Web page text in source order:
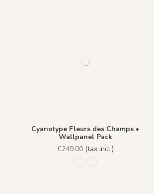
Cyanotype Fleurs des Champs •
Wallpanel Pack
€249.00(tax incl.)